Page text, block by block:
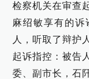
检察机关在审查
麻绍敏享有的
人，听取了辩护
起诉指控：被告
委、副市长，石